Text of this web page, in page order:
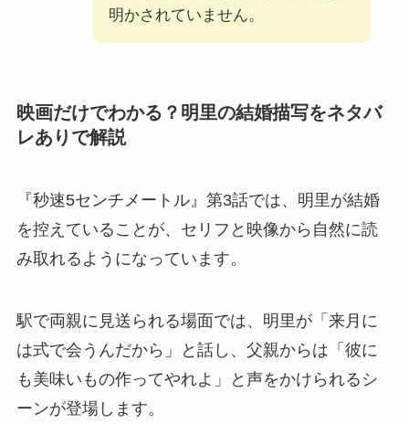
明かされていません。
映画だけでわかる？明里の結婚描写をネタバ
レありで解説
『秒速5センチメートル』第3話では、明里が結婚
を控えていることが、セリフと映像から自然に読
み取れるようになっています。
駅で両親に見送られる場面では、明里が「来月に
は式で会うんだから」と話し、父親からは「彼に
も美味いもの作ってやれよ」と声をかけられるシ
ーンが登場します。